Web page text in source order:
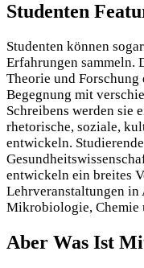
Studenten
Studenten können
Erfahrungen sammeln.
Theorie und Forschung
Begegnung mit
Schreibens werden sie
rhetorische, soziale,
entwickeln.
entwickeln ein breites
Lehrveranstaltungen
Mikrobiologie, Chemie
Aber Was Ist